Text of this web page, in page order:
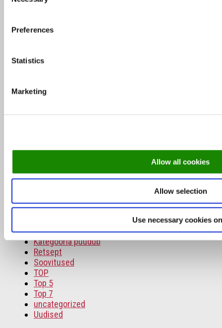
Preferences
Statistics
Marketing
Allow all cookies
Allow selection
Use necessary cookies
MEKKi peakokk Rene Uusmees: MEKKi edu
Leib Resto ja Aed omanik Janno Lepik: oleme
Rubriigid
Intervjuu
Kategooria puudub
Retsept
Soovitused
TOP
Top 5
Top 7
uncategorized
Uudised